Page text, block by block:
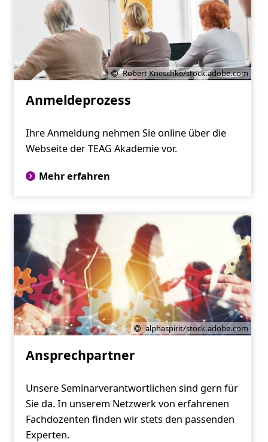
Robert Kneschke/stock.adobe.com
Anmeldeprozess
Ihre Anmeldung nehmen Sie online über die
Webseite der TEAG Akademie vor.
Mehr erfahren
alphaspirit/stock.adobe.com
Ansprechpartner
Unsere Seminarverantwortlichen sind gern für
Sie da. In unserem Netzwerk von erfahrenen
Fachdozenten finden wir stets den passenden
Experten.